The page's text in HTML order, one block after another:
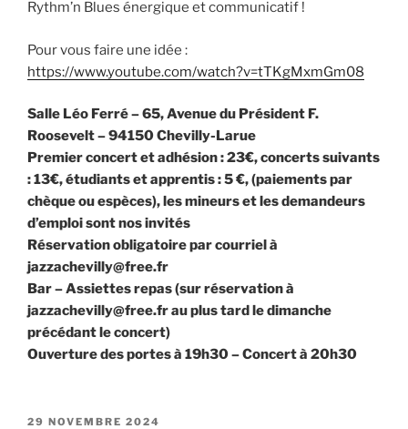
Rythm’n Blues énergique et communicatif !
Pour vous faire une idée :
https://www.youtube.com/watch?v=tTKgMxmGm08
Salle Léo Ferré – 65, Avenue du Président F.
Roosevelt – 94150 Chevilly-Larue
Premier concert et adhésion : 23€, concerts suivants
: 13€, étudiants et apprentis : 5 €, (paiements par
chèque ou espèces), les mineurs et les demandeurs
d’emploi sont nos invités
Réservation obligatoire par courriel à
jazzachevilly@free.fr
Bar – Assiettes repas (sur réservation à
jazzachevilly@free.fr au plus tard le dimanche
précédant le concert)
Ouverture des portes à 19h30 – Concert à 20h30
PUBLIÉ
29 NOVEMBRE 2024